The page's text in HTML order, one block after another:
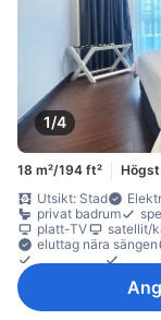
1/4
18 m²/194 ft²
Utsikt: Stad
privat badrum
platt-TV
satellit/
eluttag nära sängen
kaffe-/tekokare